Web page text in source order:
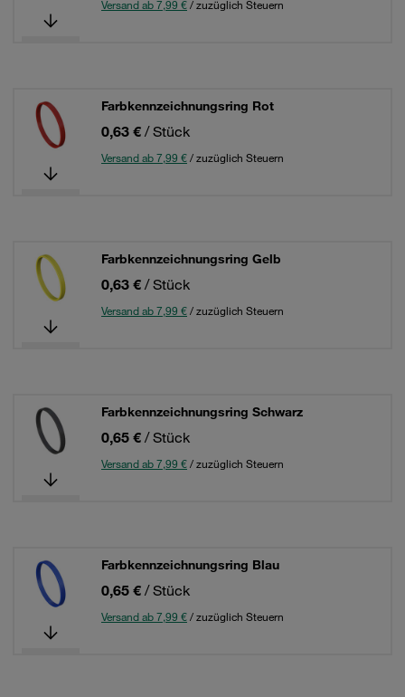
Versand ab 7,99 €/ zuzüglich Steuern
Farbkennzeichnungsring Rot
0,63 € / Stück
Versand ab 7,99 €/ zuzüglich Steuern
Farbkennzeichnungsring Gelb
0,63 € / Stück
Versand ab 7,99 €/ zuzüglich Steuern
Farbkennzeichnungsring Schwarz
0,65 € / Stück
Versand ab 7,99 €/ zuzüglich Steuern
Farbkennzeichnungsring Blau
0,65 € / Stück
Versand ab 7,99 €/ zuzüglich Steuern